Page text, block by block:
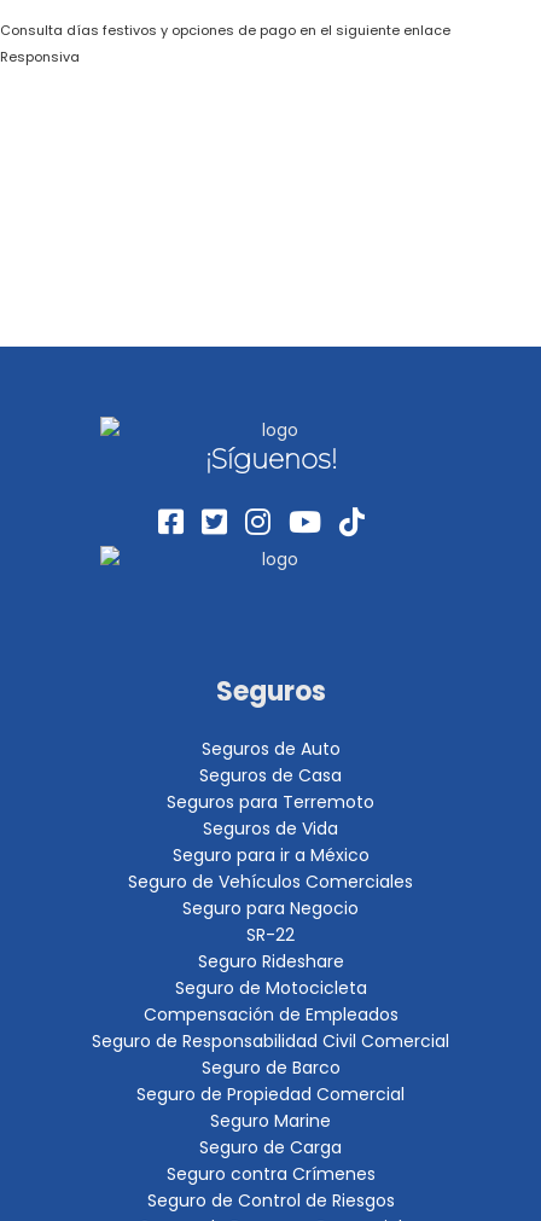
Consulta días festivos y opciones de pago en el siguiente enlace
Responsiva
¡Síguenos!
Seguros
Seguros de Auto
Seguros de Casa
Seguros para Terremoto
Seguros de Vida
Seguro para ir a México
Seguro de Vehículos Comerciales
Seguro para Negocio
SR-22
Seguro Rideshare
Seguro de Motocicleta
Compensación de Empleados
Seguro de Responsabilidad Civil Comercial
Seguro de Barco
Seguro de Propiedad Comercial
Seguro Marine
Seguro de Carga
Seguro contra Crímenes
Seguro de Control de Riesgos